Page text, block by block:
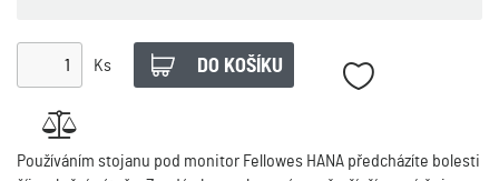
Ks
Používáním stojanu pod monitor Fellowes HANA předcházíte bolesti